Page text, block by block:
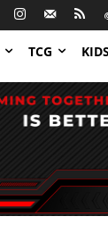
TCG KIDS